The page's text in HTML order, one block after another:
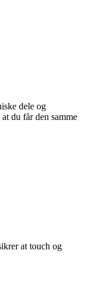
dele og
du får den samme
at touch og